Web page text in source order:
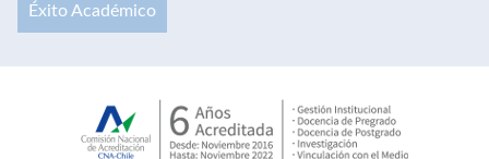
Éxito Académico